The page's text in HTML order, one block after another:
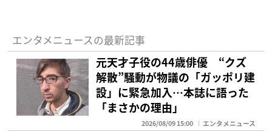
エンタメニュースの最新記事
元天才子役の44歳俳優 “クズ
解散”騒動が物議の「ガッポリ建
設」に緊急加入…本誌に語った
「まさかの理由」
2026/08/09 15:00 エンタメニュース